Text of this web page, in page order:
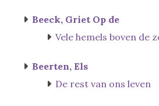
Beeck, Griet Op de
Vele hemels boven de
Beerten, Els
De rest van ons leven